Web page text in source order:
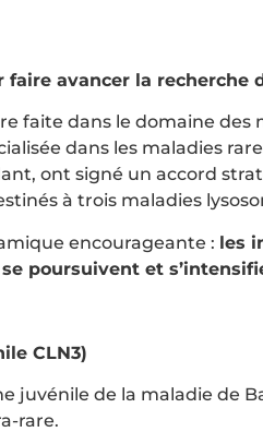
avancer la recherche
faite dans le domaine des
dans les maladies
ont signé un accord
à trois maladies
encourageante : les
poursuivent et
CLN3)
juvénile de la maladie de
rare.